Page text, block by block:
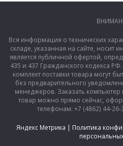
Вся информация о технических
складе, указанная на сайте, носит
является публичной офертой,
435 и 437 Гражданского кодекса
комплект поставки товара могут
без предварительного
менеджеров. Заказать
товар можно прямо сейчас,
телефонам: +7 (4862) 44-26-
Яндекс Метрика | Политика